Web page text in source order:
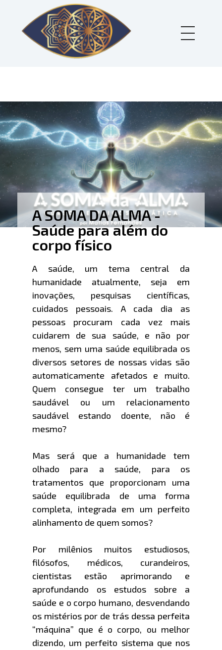
A SOMA DA ALMA -
Saúde para além do
corpo físico
A saúde, um tema central da
humanidade atualmente, seja em
inovações, pesquisas científicas,
cuidados pessoais. A cada dia as
pessoas procuram cada vez mais
cuidarem de sua saúde, e não por
menos, sem uma saúde equilibrada os
diversos setores de nossas vidas são
automaticamente afetados e muito.
Quem consegue ter um trabalho
saudável ou um relacionamento
saudável estando doente, não é
mesmo?
Mas será que a humanidade tem
olhado para a saúde, para os
tratamentos que proporcionam uma
saúde equilibrada de uma forma
completa, integrada em um perfeito
alinhamento de quem somos?
Por milênios muitos estudiosos,
filósofos, médicos, curandeiros,
cientistas estão aprimorando e
aprofundando os estudos sobre a
saúde e o corpo humano, desvendando
os mistérios por de trás dessa perfeita
“máquina” que é o corpo, ou melhor
dizendo, um perfeito sistema que nos